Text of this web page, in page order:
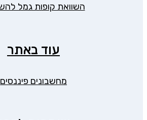
השוואת קופות גמל
עוד באתר
מחשבונים פיננסים